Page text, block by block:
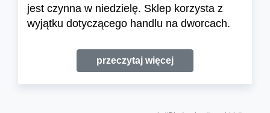
jest czynna w niedzielę. Sklep korzysta z
wyjątku dotyczącego handlu na dworcach.
przeczytaj więcej